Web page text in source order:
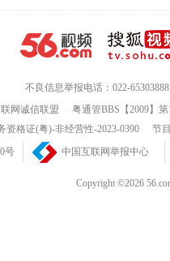
不良信息举报电话：022-65303888
网诚信联盟
粤通管BBS【2009】
资格证(粤)-非经营性-2023-0390
节
号
中国互联网举报中心
Copyright ©2026